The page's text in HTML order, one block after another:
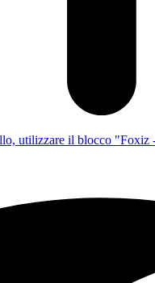
utilizzare il blocco